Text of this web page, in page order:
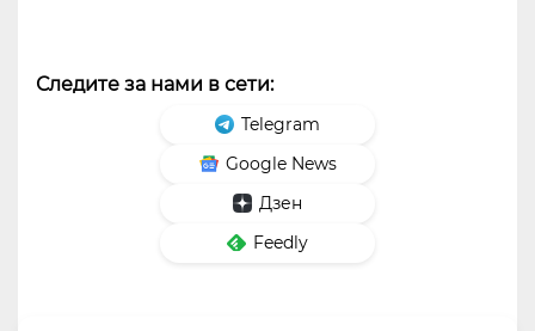
Следите за нами в сети:
Telegram
Google News
Дзен
Feedly